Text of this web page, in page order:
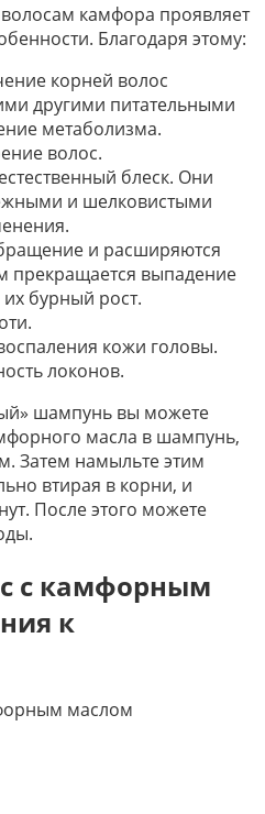
камфора проявляет
Благодаря этому:
корней волос
другими питательными
метаболизма.
волос.
блеск. Они
и шелковистыми
и расширяются
прекращается выпадение
бурный рост.
кожи головы.
локонов.
шампунь вы можете
масла в шампунь,
Затем намыльте этим
втирая в корни, и
После этого можете
с камфорным
к